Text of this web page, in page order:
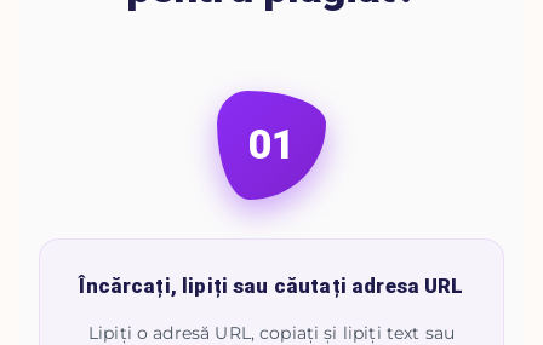
01
Încărcați, lipiți sau căutați adresa URL
Lipiți o adresă URL, copiați și lipiți text sau